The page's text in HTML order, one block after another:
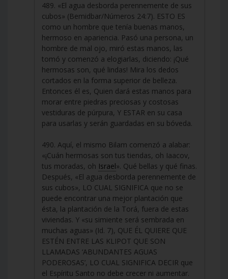
489. «El agua desborda perennemente de sus
cubos» (Bemidbar/Números 24:7). ESTO ES
como un hombre que tenía buenas manos,
hermoso en apariencia. Pasó una persona, un
hombre de mal ojo, miró estas manos, las
tomó y comenzó a elogiarlas, diciendo: ¡Qué
hermosas son, qué lindas! Mira los dedos
cortados en la forma superior de belleza.
Entonces él es, Quien dará estas manos para
morar entre piedras preciosas y costosas
vestiduras de púrpura, Y ESTAR en su casa
para usarlas y serán guardadas en su bóveda.
490. Aquí, el mismo Bilam comenzó a alabar:
«¡Cuán hermosas son tus tiendas, oh Iaacov,
tus moradas, oh Israel». Qué bellas y qué finas.
Después, «El agua desborda perennemente de
sus cubos», LO CUAL SIGNIFICA que no se
puede encontrar una mejor plantación que
ésta, la plantación de la Torá, fuera de estas
viviendas. Y «su simiente será sembrada en
muchas aguas» (Id. 7), QUE ÉL QUIERE QUE
ESTÉN ENTRE LAS KLIPOT QUE SON
LLAMADAS ‘ABUNDANTES AGUAS
PODEROSAS’, LO CUAL SIGNIFICA DECIR que
el Espíritu Santo no debe crecer ni aumentar.